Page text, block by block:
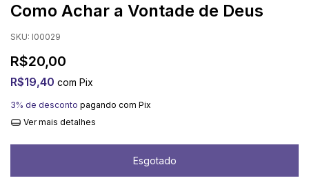
Como Achar a Vontade de Deus
SKU: I00029
R$20,00
R$19,40 com Pix
3% de desconto pagando com Pix
Ver mais detalhes